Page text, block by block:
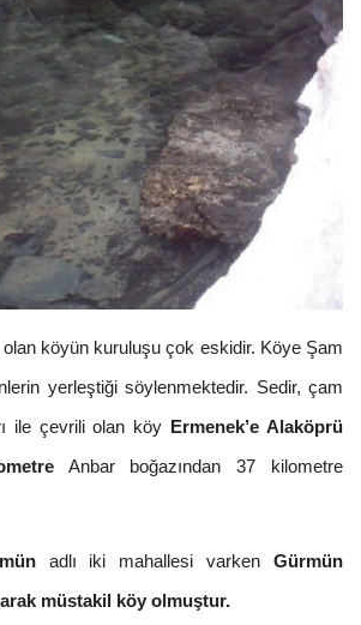
olan köyün kuruluşu çok eskidir. Köye Şam
yerleştiği söylenmektedir. Sedir, çam
ile çevrili olan köy Ermenek’e Alaköprü
Anbar boğazından 37 kilometre
adlı iki mahallesi varkenGürmün
müstakil köy olmuştur.